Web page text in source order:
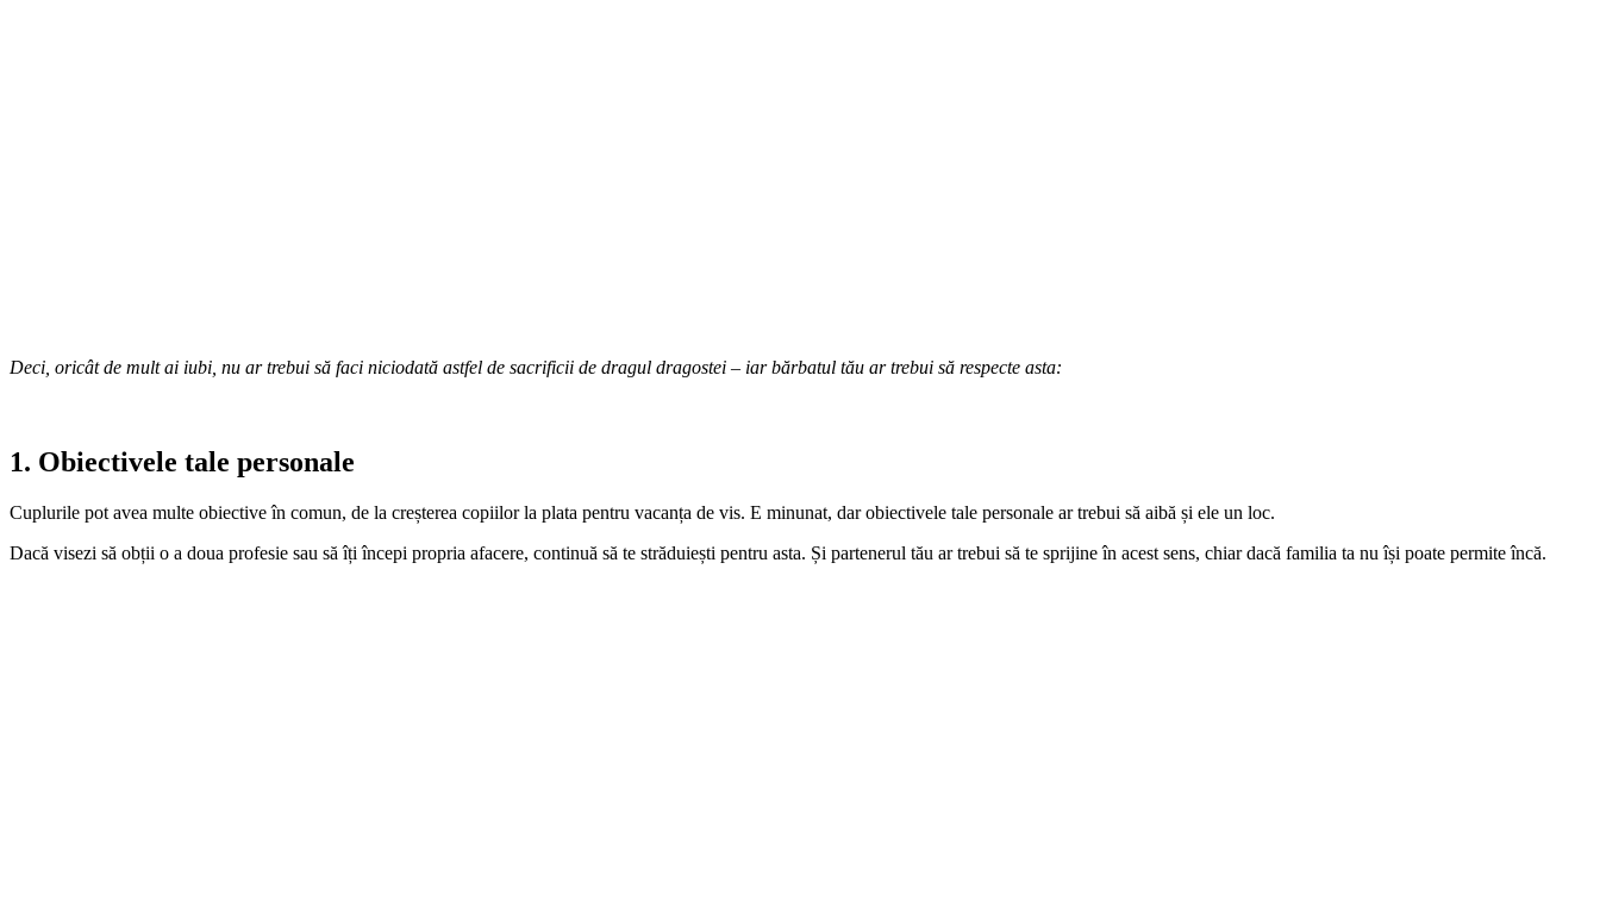
Deci, oricât de mult ai iubi, nu ar trebui să faci niciodată astfel de sacrificii de dragul dragostei – iar bărbatul tău ar trebui să respecte asta:
1. Obiectivele tale personale
Cuplurile pot avea multe obiective în comun, de la creșterea copiilor la plata pentru vacanța de vis. E minunat, dar obiectivele tale personale ar trebui să aibă și ele un loc.
Dacă visezi să obții o a doua profesie sau să îți începi propria afacere, continuă să te străduiești pentru asta. Și partenerul tău ar trebui să te sprijine în acest sens, chiar dacă familia ta nu își poate permite încă.